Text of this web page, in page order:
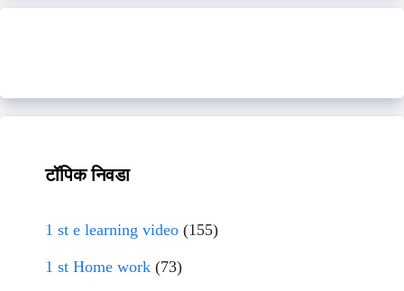
टॉपिक निवडा
1 st e learning video (155)
1 st Home work (73)